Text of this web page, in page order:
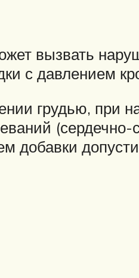
вызвать
с давлением
грудью, при
(сердечно-
добавки